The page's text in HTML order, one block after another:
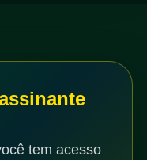
tem acesso